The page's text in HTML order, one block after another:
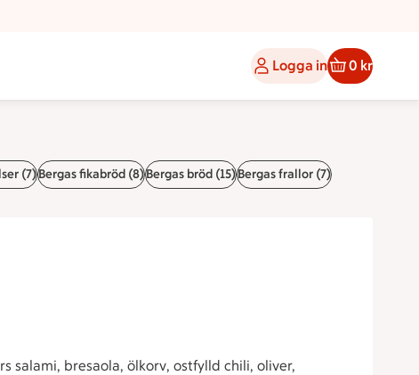
Logga in 0 kr
(7)Bergas fikabröd (8)Bergas bröd (15)Bergas frallor (7)
salami, bresaola, ölkorv, ostfylld chili, oliver,